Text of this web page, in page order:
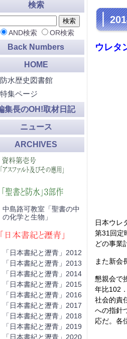
ウレタ
日本ウレ
第31回定
どの事業
また新会
懇親会で
年比102
社会的責
への指針
応だ。各
検索
AND検索 OR検索
Back Numbers
HOME
防水歴史図書館
特集ページ
集長のOH!取材日記
ニュース
ARCHIVES
中島路可教室「聖書の中
の化学と生物」
「日本書紀と瀝青」2012
「日本書紀と瀝青」2013
「日本書紀と瀝青」2014
「日本書紀と瀝青」2015
「日本書紀と瀝青」2016
「日本書紀と瀝青」2017
「日本書紀と瀝青」2018
「日本書紀と瀝青」2019
「日本書紀と瀝青」2020